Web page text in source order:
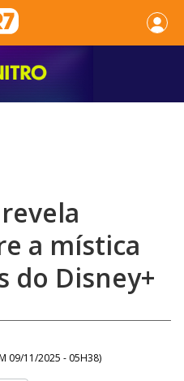
a mística
do Disney+
09/11/2025 - 05H38)